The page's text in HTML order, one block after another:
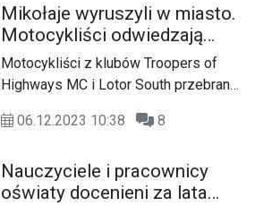
Dawid Sobota zostali uhonorowani
tytułem Pierwszego Wicemistrza
Krajowego, a prestiżową nagrodę
odebrali podczas uroczystej gali
Prezydenckim.
Mikołaje wyruszyli w miasto.
Motocykliści odwiedzają
dzieci. Towarzyszy im
prezydent Sabina
Nowosielska w stroju
królowej śniegu
Motocykliści z klubów Troopers of
Highways MC i Lotor South przebrani
odwiedzają dzieci z różnych
roku zostanie rozdanych aż 700
paczek. Rozglądajcie się za wielkim
06.12.2023 10:38 8
Nauczyciele i pracownicy
oświaty docenieni za lata